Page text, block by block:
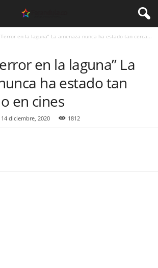
en la laguna” La amenaza nunca ha estado tan cerca...
en la laguna” La
ha estado tan
en cines
14 diciembre, 2020 1812